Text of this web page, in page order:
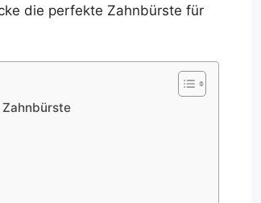
die perfekte Zahnbürste für
Zahnbürste